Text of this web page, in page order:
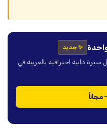
✨ جديد
ذاتية احترافية بالعربية في